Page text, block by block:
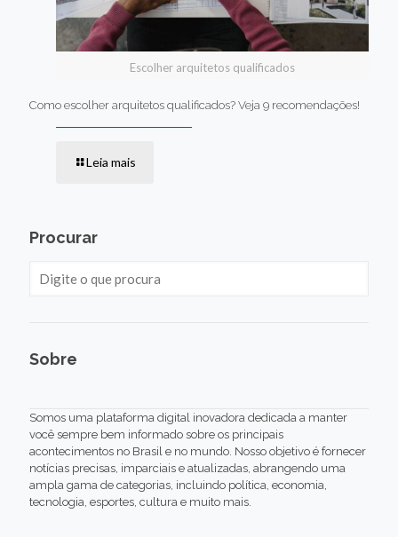
Escolher arquitetos qualificados
Como escolher arquitetos qualificados? Veja 9 recomendações!
Leia mais
Procurar
Sobre
Somos uma plataforma digital inovadora dedicada a manter
você sempre bem informado sobre os principais
acontecimentos no Brasil e no mundo. Nosso objetivo é fornecer
notícias precisas, imparciais e atualizadas, abrangendo uma
ampla gama de categorias, incluindo política, economia,
tecnologia, esportes, cultura e muito mais.